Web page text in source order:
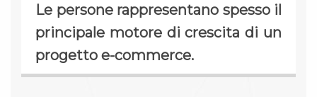
Le persone rappresentano spesso il
principale motore di crescita di un
progetto e-commerce.